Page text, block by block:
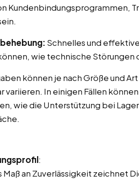
Kundenbindungsprogrammen,
Schnelles und
wie technische Störungen
können je nach Größe und
variieren. In einigen Fällen
wie die Unterstützung bei
:
Maß an Zuverlässigkeit zeichnet